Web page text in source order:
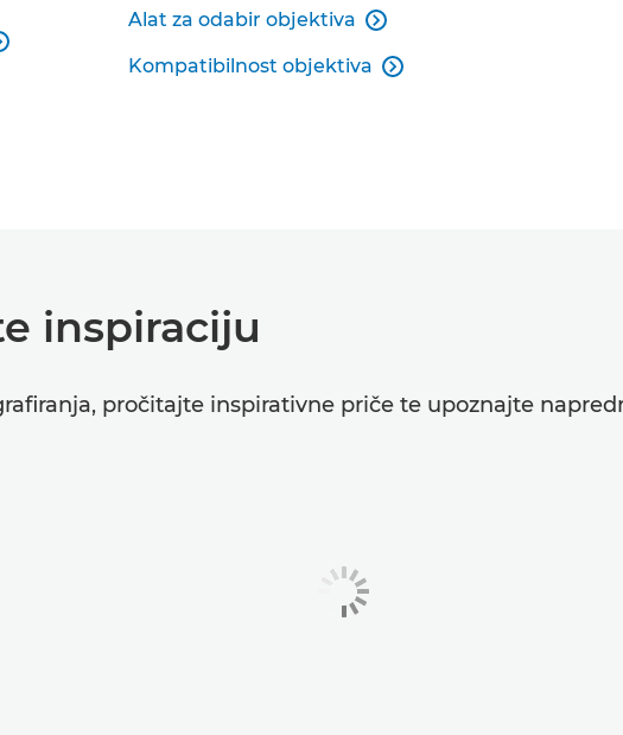
Alat za odabir objektiva 
Kompatibilnost objektiva 
inspiraciju
pročitajte inspirativne priče te upoznajte